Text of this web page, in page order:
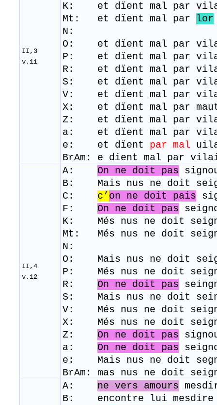
II,3
v.11
K: et dïent mal par
Mt: et dïent mal par lor
N:
O: et dïent mal par
P: et dïent mal par
R: ​ et dïent mal par
S: et dïent mal par
V: et dïent mal par
X: et dïent mal par
Z: et dïent mal par
a: et dïent mal par
e: et dïent par mal
BrAm: e dient mal par
II,4
v.12
A: On ne doit pas
B: Mais nus ne doit
C: c’ on ne doit pais
F: On ne doit pas
K: Més nus ne doit
Mt: Més nus ne doit
N:
O: Mais nus ne doit
P: Més nus ne doit
R: On ne doit pas
S: Mais nus ne doit
V: Més nus ne doit
​X: Més nus ne doit
Z: On ne doit pas
a: On ne doit pas
e: Mais nus ne doit
BrAm: mas nus ne doit
A: ne vers amours
B: encontre lui mesdire